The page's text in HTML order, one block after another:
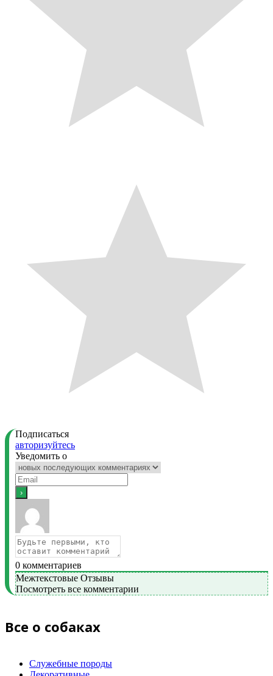
Подписаться
авторизуйтесь
Уведомить о
0 комментариев
Межтекстовые Отзывы
Посмотреть все комментарии
Все о собаках
Служебные породы